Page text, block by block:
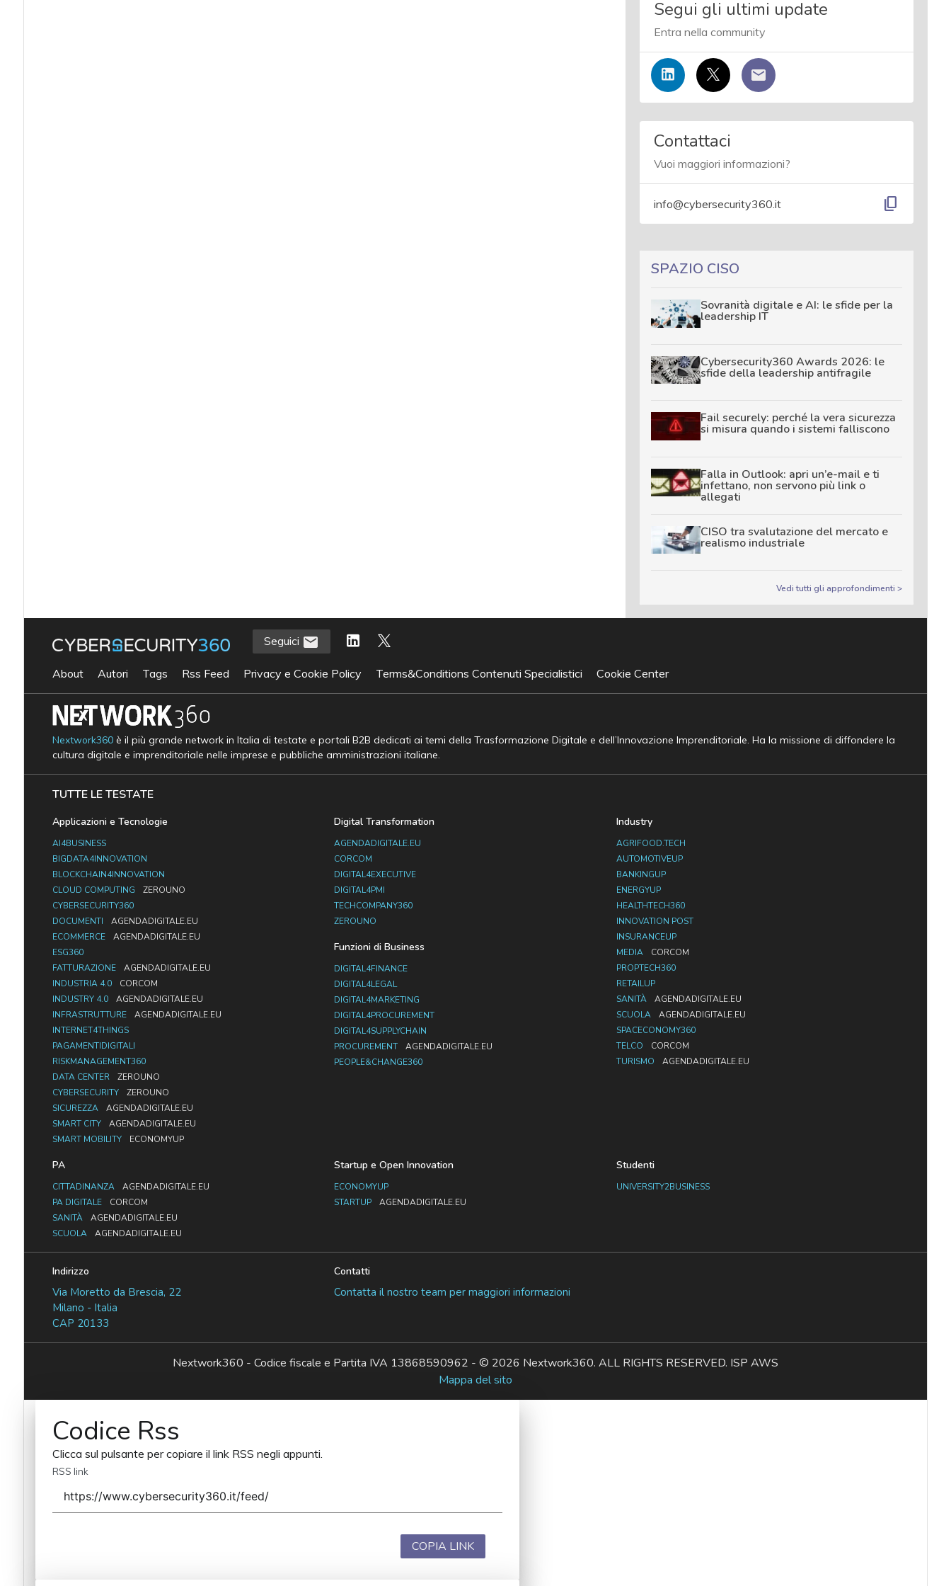
Segui gli ultimi update
Entra nella community
Contattaci
Vuoi maggiori informazioni?
info@cybersecurity360.it content_copy
SPAZIO CISO
Sovranità digitale e AI: le sfide per la
leadership IT
Cybersecurity360 Awards 2026: le
sfide della leadership antifragile
Fail securely: perché la vera sicurezza
si misura quando i sistemi falliscono
Falla in Outlook: apri un’e-mail e ti
infettano, non servono più link o
allegati
CISO tra svalutazione del mercato e
realismo industriale
Vedi tutti gli approfondimenti >
Seguici
About Autori Tags Rss Feed Privacy e Cookie Policy Terms&Conditions Contenuti Specialistici Cookie Center
Nextwork360è il più grande network in Italia di testate e portali B2B dedicati ai temi della Trasformazione Digitale e dell’Innovazione Imprenditoriale. Ha la missione di diffondere la
cultura digitale e imprenditoriale nelle imprese e pubbliche amministrazioni italiane.
TUTTE LE TESTATE
Applicazioni e Tecnologie
AI4BUSINESS
BIGDATA4INNOVATION
BLOCKCHAIN4INNOVATION
CLOUD COMPUTING
ZEROUNO
CYBERSECURITY360
DOCUMENTI
AGENDADIGITALE.EU
ECOMMERCE
AGENDADIGITALE.EU
ESG360
FATTURAZIONE
AGENDADIGITALE.EU
INDUSTRIA 4.0
CORCOM
INDUSTRY 4.0
AGENDADIGITALE.EU
INFRASTRUTTURE
AGENDADIGITALE.EU
INTERNET4THINGS
PAGAMENTIDIGITALI
RISKMANAGEMENT360
DATA CENTER
ZEROUNO
CYBERSECURITY
ZEROUNO
SICUREZZA
AGENDADIGITALE.EU
SMART CITY
AGENDADIGITALE.EU
SMART MOBILITY
ECONOMYUP
Digital Transformation
AGENDADIGITALE.EU
CORCOM
DIGITAL4EXECUTIVE
DIGITAL4PMI
TECHCOMPANY360
ZEROUNO
Funzioni di Business
DIGITAL4FINANCE
DIGITAL4LEGAL
DIGITAL4MARKETING
DIGITAL4PROCUREMENT
DIGITAL4SUPPLYCHAIN
PROCUREMENT
AGENDADIGITALE.EU
PEOPLE&CHANGE360
Industry
AGRIFOOD.TECH
AUTOMOTIVEUP
BANKINGUP
ENERGYUP
HEALTHTECH360
INNOVATION POST
INSURANCEUP
MEDIA
CORCOM
PROPTECH360
RETAILUP
SANITÀ
AGENDADIGITALE.EU
SCUOLA
AGENDADIGITALE.EU
SPACECONOMY360
TELCO
CORCOM
TURISMO
AGENDADIGITALE.EU
PA
CITTADINANZA
AGENDADIGITALE.EU
PA DIGITALE
CORCOM
SANITÀ
AGENDADIGITALE.EU
SCUOLA
AGENDADIGITALE.EU
Startup e Open Innovation
ECONOMYUP
STARTUP
AGENDADIGITALE.EU
Studenti
UNIVERSITY2BUSINESS
Indirizzo
Via Moretto da Brescia, 22
Milano - Italia
CAP 20133
Contatti
Contatta il nostro team per maggiori informazioni
Nextwork360 - Codice fiscale e Partita IVA 13868590962 - © 2026 Nextwork360. ALL RIGHTS RESERVED. ISP AWS
Mappa del sito
Codice Rss
Clicca sul pulsante per copiare il link RSS negli appunti.
RSS link
COPIA LINK